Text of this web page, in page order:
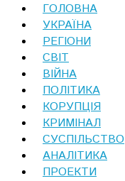
ГОЛОВНА
УКРАЇНА
РЕГІОНИ
СВІТ
ВІЙНА
ПОЛІТИКА
КОРУПЦІЯ
КРИМІНАЛ
СУСПІЛЬСТВО
АНАЛІТИКА
ПРОЕКТИ